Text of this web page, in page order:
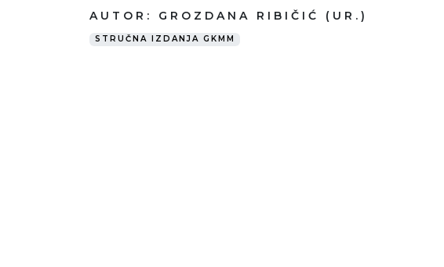
AUTOR: GROZDANA RIBIČIĆ (UR.)
STRUČNA IZDANJA GKMM